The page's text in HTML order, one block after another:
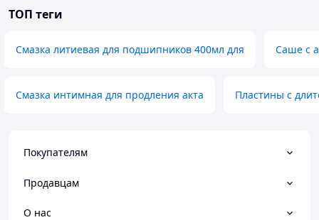
ТОП теги
Смазка литиевая для подшипников 400мл для Саше с
Смазка интимная для продления акта Пластины с
Покупателям
Продавцам
О нас